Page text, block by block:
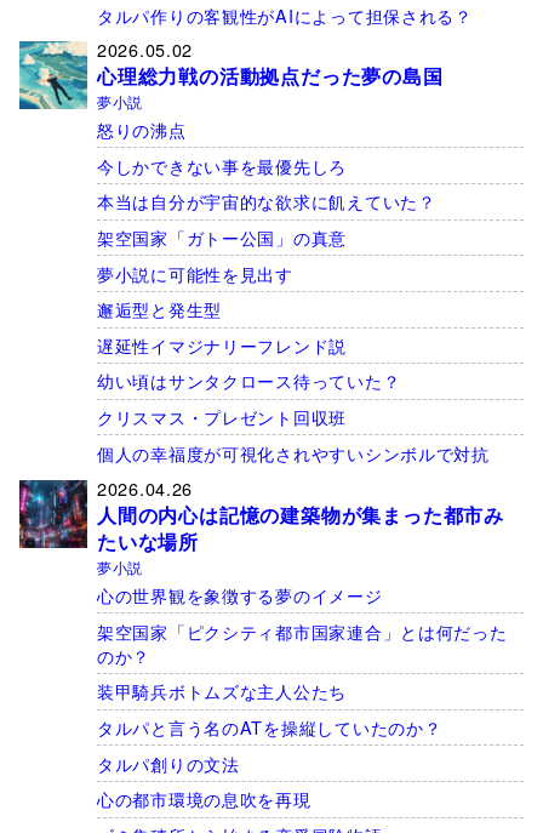
タルパ作りの客観性がAIによって担保される？
2026.05.02
心理総力戦の活動拠点だった夢の島国
夢小説
怒りの沸点
今しかできない事を最優先しろ
本当は自分が宇宙的な欲求に飢えていた？
架空国家「ガトー公国」の真意
夢小説に可能性を見出す
邂逅型と発生型
遅延性イマジナリーフレンド説
幼い頃はサンタクロース待っていた？
クリスマス・プレゼント回収班
個人の幸福度が可視化されやすいシンボルで対抗
2026.04.26
人間の内心は記憶の建築物が集まった都市み
たいな場所
夢小説
心の世界観を象徴する夢のイメージ
架空国家「ピクシティ都市国家連合」とは何だった
のか？
装甲騎兵ボトムズな主人公たち
タルパと言う名のATを操縦していたのか？
タルパ創りの文法
心の都市環境の息吹を再現